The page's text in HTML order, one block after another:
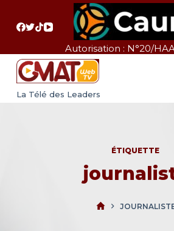
a
Autorisation : N°20/
La Télé des Leaders
ÉTIQUETTE